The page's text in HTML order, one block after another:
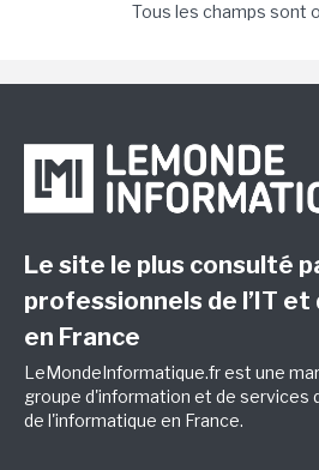
Tous les champs sont
Le site le plus consulté
professionnels de l’IT et
en France
LeMondeInformatique.fr est une
groupe d'information et de services
de l'informatique en France.